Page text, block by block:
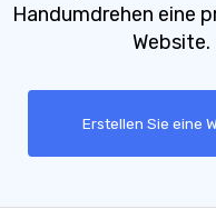
Handumdrehen eine
Website.
Erstellen Sie eine